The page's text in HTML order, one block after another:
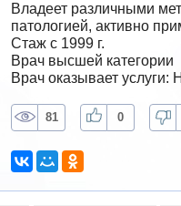
Владеет различными
патологией, активно
Стаж с 1999 г.
Врач высшей категории
Врач оказывает услуги:
81 0